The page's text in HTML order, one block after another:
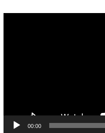
00:00